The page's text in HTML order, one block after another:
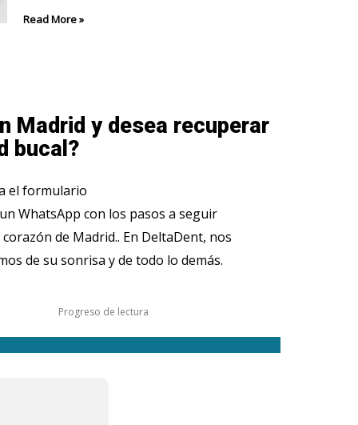
Read More »
Madrid y desea recuperar
bucal?
el formulario
WhatsApp con los pasos a seguir
de Madrid.. En DeltaDent, nos
de su sonrisa y de todo lo demás.
Progreso de lectura